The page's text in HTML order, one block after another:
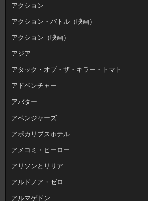
アクション
アクション・バトル（映画）
アクション（映画）
アジア
アタック・オブ・ザ・キラー・トマト
アドベンチャー
アバター
アベンジャーズ
アポカリプスホテル
アメコミ・ヒーロー
アリソンとリリア
アルドノア・ゼロ
アルマゲドン